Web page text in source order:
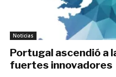
Noticias
Portugal ascendió a
fuertes innovadores